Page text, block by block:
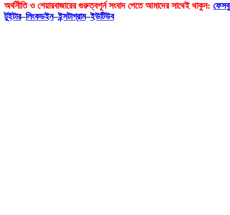
অর্থনীতি ও শেয়ারবাজারের গুরুত্বপূর্ন সংবাদ পেতে আমাদের সাথেই থাকুন:
টুইটার–লিংকডইন–ইন্সটাগ্রাম–ইউটিউব